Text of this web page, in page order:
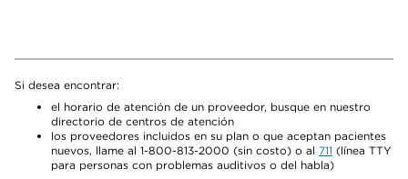
Si desea encontrar:
el horario de atención de un proveedor, busque en nuestro
directorio de centros de atención
los proveedores incluidos en su plan o que aceptan pacientes
nuevos, llame al 1-800-813-2000 (sin costo) o al 711 (línea TTY
para personas con problemas auditivos o del habla)